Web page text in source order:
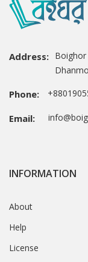
Address: Boighor
Phone:
Email:
INFORMATION
About
Help
License